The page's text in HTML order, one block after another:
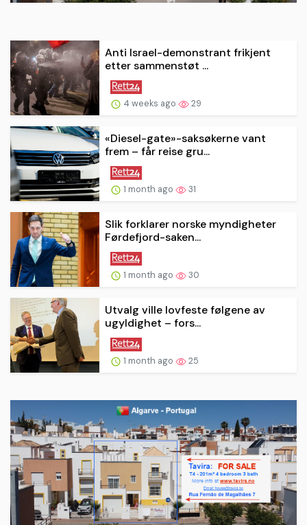
Anti Israel-demonstrant frikjent
etter sammenstøt ...
4 weeks ago 29
«Diesel-gate»-saksøkerne vant
frem – får reise gru...
1 month ago 31
Slik forklarer norske myndigheter
Førdefjord-saken...
1 month ago 30
Utvalg ville lovfeste følgene av
ugyldighet – fors...
1 month ago 25